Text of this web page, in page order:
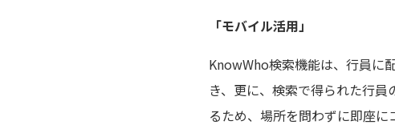
「モバイル活用」
KnowWho検索機能は、行員に
き、更に、検索で得られた行
るため、場所を問わずに即座に